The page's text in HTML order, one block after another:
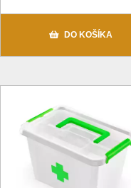
DO KOŠÍKA